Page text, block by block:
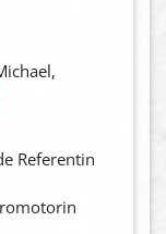
Referentin